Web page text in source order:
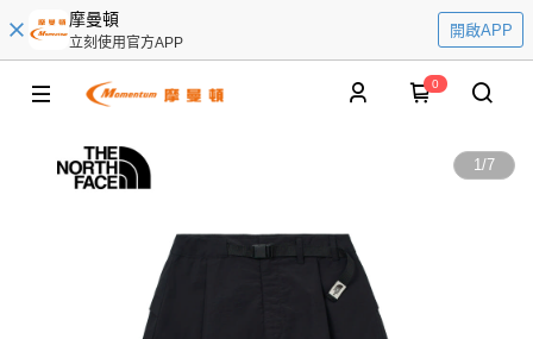
摩曼頓
立刻使用官方APP
開啟APP
0
1/7